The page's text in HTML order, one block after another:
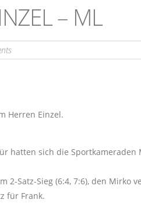
– ML
Herren Einzel.
hatten sich die Sportkameraden
Satz-Sieg (6:4, 7:6), den Mirko
für Frank.